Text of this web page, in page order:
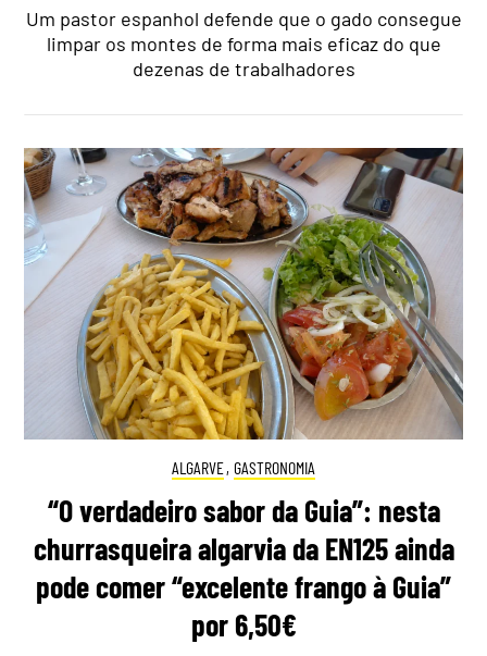
Um pastor espanhol defende que o gado consegue
limpar os montes de forma mais eficaz do que
dezenas de trabalhadores
ALGARVE, GASTRONOMIA
“O verdadeiro sabor da Guia”: nesta
churrasqueira algarvia da EN125 ainda
pode comer “excelente frango à Guia”
por 6,50€